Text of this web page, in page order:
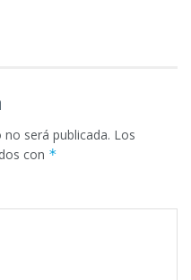
será publicada. Los
con *